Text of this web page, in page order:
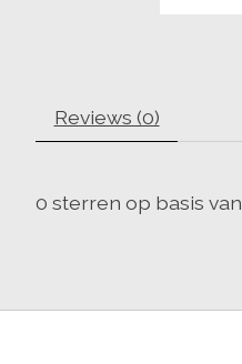
Reviews (0)
0 sterren op basis van